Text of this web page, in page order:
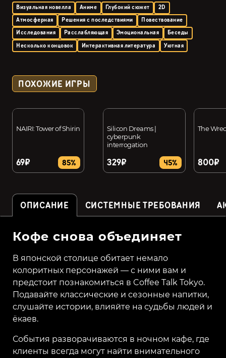
Визуальная новелла Аниме Глубокий сюжет
2D
Атмосферная
Решения с последствиями
Повествование
Исследования
Расслабляющая Эмоциональная
Беседы
Несколько концовок
Интерактивная литература Уютная
ПОХОЖИЕ ИГРЫ
NAIRI: Tower of Shirin
69₽ 85%
Silicon Dreams |
cyberpunk
interrogation
329₽ 45%
The
800₽
ОПИСАНИЕ СИСТЕМНЫЕ ТРЕБОВАНИЯ
Кофе снова объединяет
В японской столице обитает немало
колоритных персонажей — с ними вам и
предстоит познакомиться в Coffee Talk Tokyo.
Подавайте классические и сезонные напитки,
слушайте истории, влияйте на судьбы людей и
ёкаев.
События разворачиваются в ночном кафе, где
клиенты всегда могут найти внимательного